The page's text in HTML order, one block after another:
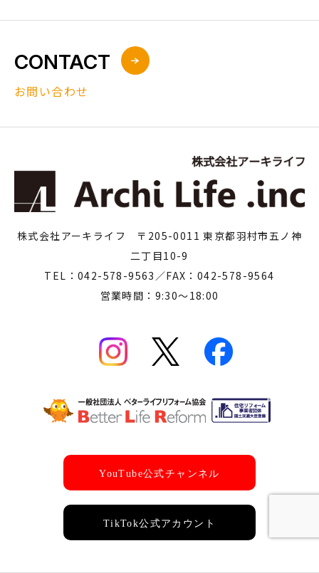
CONTACT
お問い合わせ
株式会社アーキライフ 〒205-0011 東京都羽村市五ノ神
二丁目10-9
TEL：042-578-9563／FAX：042-578-9564
営業時間：9:30～18:00